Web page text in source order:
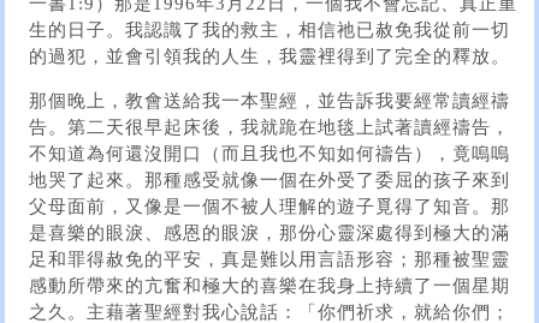
一書1:9）那是1996年3月22日，一個我不會忘記、真正重
生的日子。我認識了我的救主，相信祂已赦免我從前一切
的過犯，並會引領我的人生，我靈裡得到了完全的釋放。
那個晚上，教會送給我一本聖經，並告訴我要經常讀經禱
告。第二天很早起床後，我就跪在地毯上試著讀經禱告，
不知道為何還沒開口（而且我也不知如何禱告），竟嗚嗚
地哭了起來。那種感受就像一個在外受了委屈的孩子來到
父母面前，又像是一個不被人理解的遊子覓得了知音。那
是喜樂的眼淚、感恩的眼淚，那份心靈深處得到極大的滿
足和罪得赦免的平安，真是難以用言語形容；那種被聖靈
感動所帶來的亢奮和極大的喜樂在我身上持續了一個星期
之久。主藉著聖經對我心說話：「你們祈求，就給你們；